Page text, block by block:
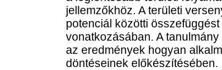
jellemzőkhöz. A területi
potenciál közötti
vonatkozásában. A
az eredmények hogyan
döntéseinek előkészítésében.